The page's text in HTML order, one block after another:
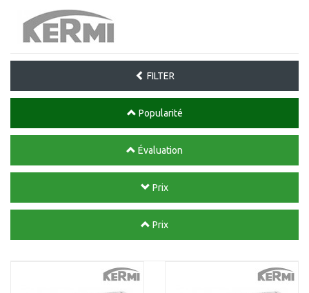
FILTER
Popularité
Évaluation
Prix
Prix